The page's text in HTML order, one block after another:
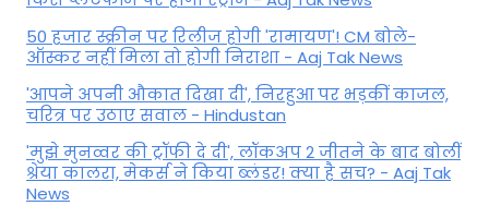
50 हजार स्क्रीन पर रिलीज होगी 'रामायण'! CM बोले-
ऑस्कर नहीं मिला तो होगी निराशा - Aaj Tak News
'आपने अपनी औकात दिखा दी', निरहुआ पर भड़कीं काजल,
चरित्र पर उठाए सवाल - Hindustan
'मुझे मुनव्वर की ट्रॉफी दे दी', लॉकअप 2 जीतने के बाद बोलीं
श्रेया कालरा, मेकर्स ने किया ब्लंडर! क्या है सच? - Aaj Tak
News